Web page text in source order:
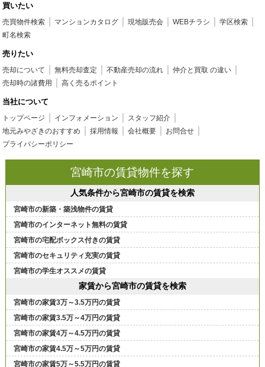
買いたい
売買物件検索 マンションカタログ 現地販売会 WEBチラシ
学区検索
町名検索
売りたい
売却について 無料売却査定 不動産売却の流れ
仲介と買取 の違い
売却時の諸費用
高く売るポイント
当社について
トップページ インフォメーション
スタッフ紹介
地元みやざきのおすすめ
採用情報 会社概要
お問合せ
プライバシーポリシー
宮崎市の賃貸物件を探す
人気条件から宮崎市の賃貸を検索
宮崎市の新築・築浅物件の賃貸
宮崎市のインターネット無料の賃貸
宮崎市の宅配ボックス付きの賃貸
宮崎市のセキュリティ充実の賃貸
宮崎市の学生オススメの賃貸
家賃から宮崎市の賃貸を検索
宮崎市の家賃3万～3.5万円の賃貸
宮崎市の家賃3.5万～4万円の賃貸
宮崎市の家賃4万～4.5万円の賃貸
宮崎市の家賃4.5万～5万円の賃貸
宮崎市の家賃5万～5.5万円の賃貸